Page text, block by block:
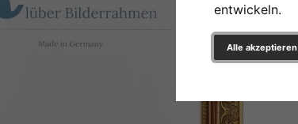
entwickeln.
Alle akzeptieren